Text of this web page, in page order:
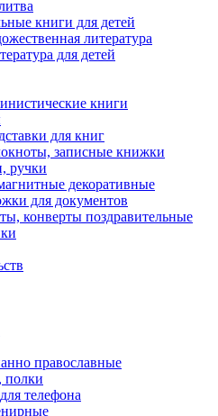
книги для детей
литература
для детей
книги
для книг
записные книжки
ручки
декоративные
для документов
конверты поздравительные
православные
телефона